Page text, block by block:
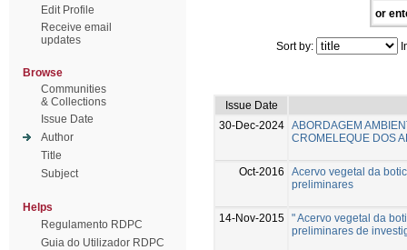
Edit Profile
Receive email
updates
Browse
Communities
& Collections
Issue Date
Author
Title
Subject
Helps
Regulamento RDPC
Guia do Utilizador RDPC
or
Sort by:
Issue Date
30-Dec-2024 ABORDAGEM
CROMELEQUE DOS
Oct-2016
Acervo vegetal da
preliminares
14-Nov-2015 " Acervo vegetal da
preliminares de